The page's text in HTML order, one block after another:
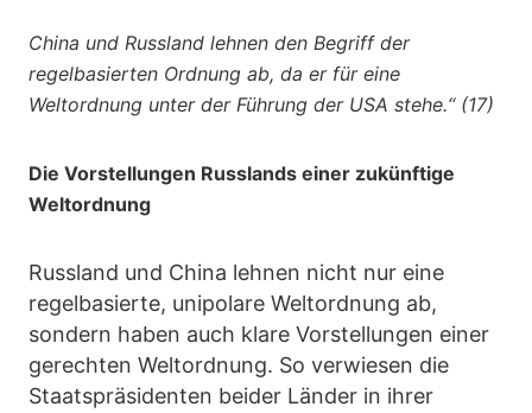
China und Russland lehnen den Begriff der
regelbasierten Ordnung ab, da er für eine
Weltordnung unter der Führung der USA stehe.“ (17)
Die Vorstellungen Russlands einer zukünftige
Weltordnung
Russland und China lehnen nicht nur eine
regelbasierte, unipolare Weltordnung ab,
sondern haben auch klare Vorstellungen einer
gerechten Weltordnung. So verwiesen die
Staatspräsidenten beider Länder in ihrer